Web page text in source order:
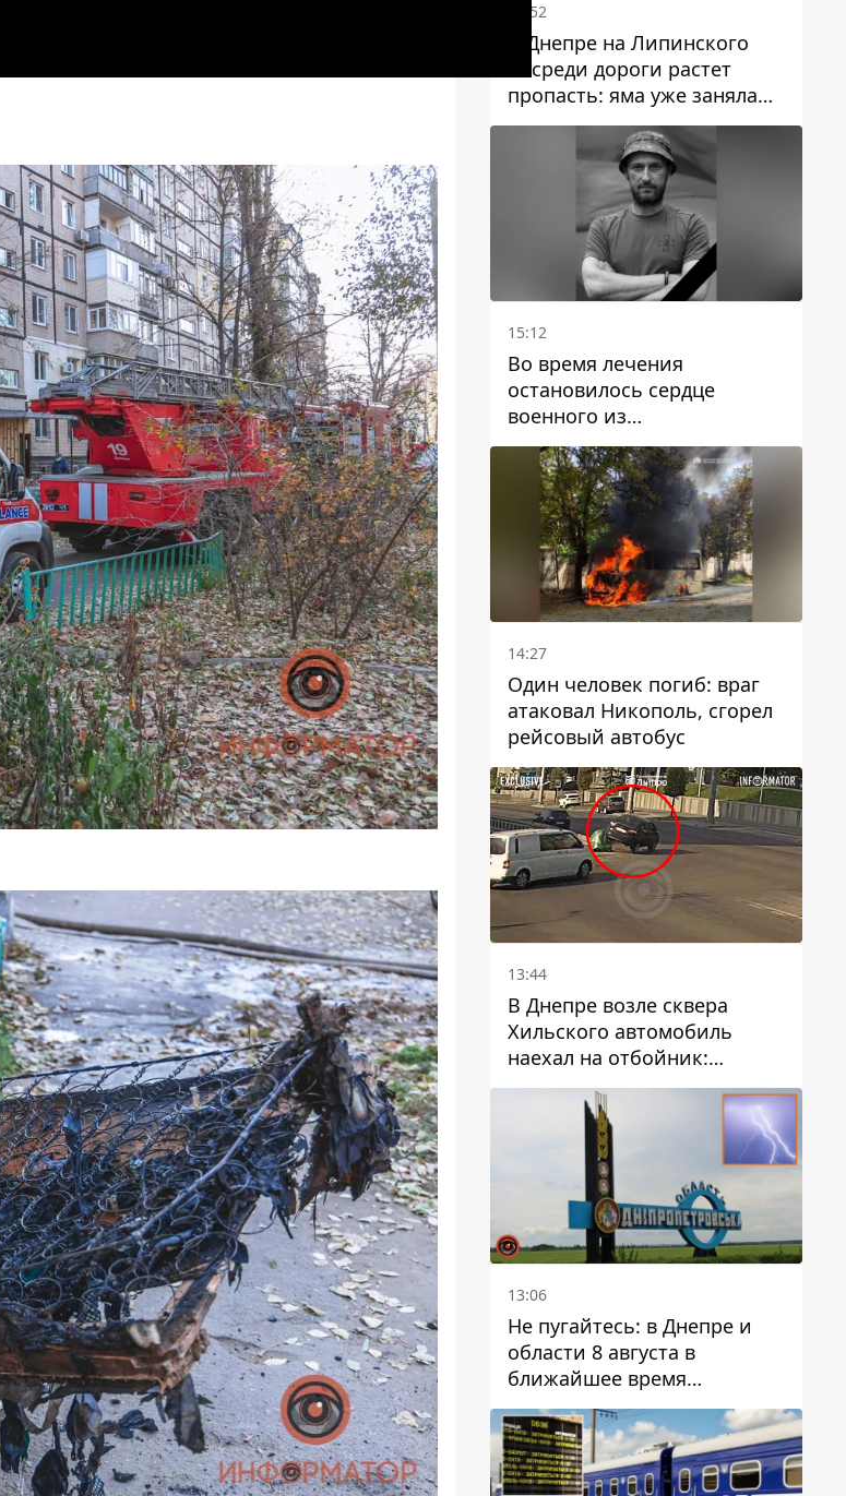
15:52
В Днепре на Липинского
посреди дороги растет
пропасть: яма уже заняла
полосу движения
15:12
Во время лечения
остановилось сердце
военного из
Днепропетровской области
Ростислава Лупашко
14:27
Один человек погиб: враг
атаковал Никополь, сгорел
рейсовый автобус
13:44
В Днепре возле сквера
Хильского автомобиль
наехал на отбойник:
момент происшествия
13:06
Не пугайтесь: в Днепре и
области 8 августа в
ближайшее время
ожидается гроза